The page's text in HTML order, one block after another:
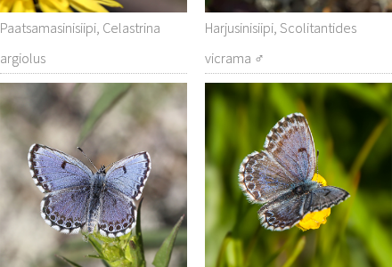
Paatsamasinisiipi, Celastrina
argiolus
Harjusinisiipi, Scolitantides
vicrama ♂